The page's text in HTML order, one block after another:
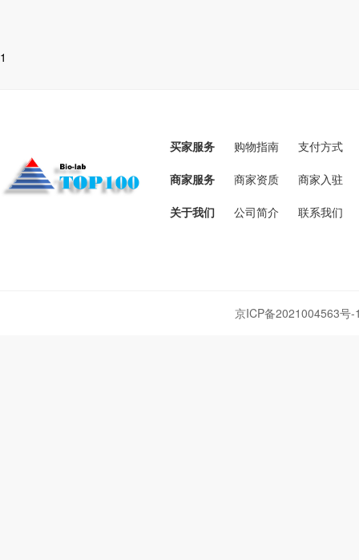
1
买家服务 购物指南 支付方式
商家服务 商家资质 商家入驻
关于我们 公司简介 联系我们
京ICP备2021004563号-